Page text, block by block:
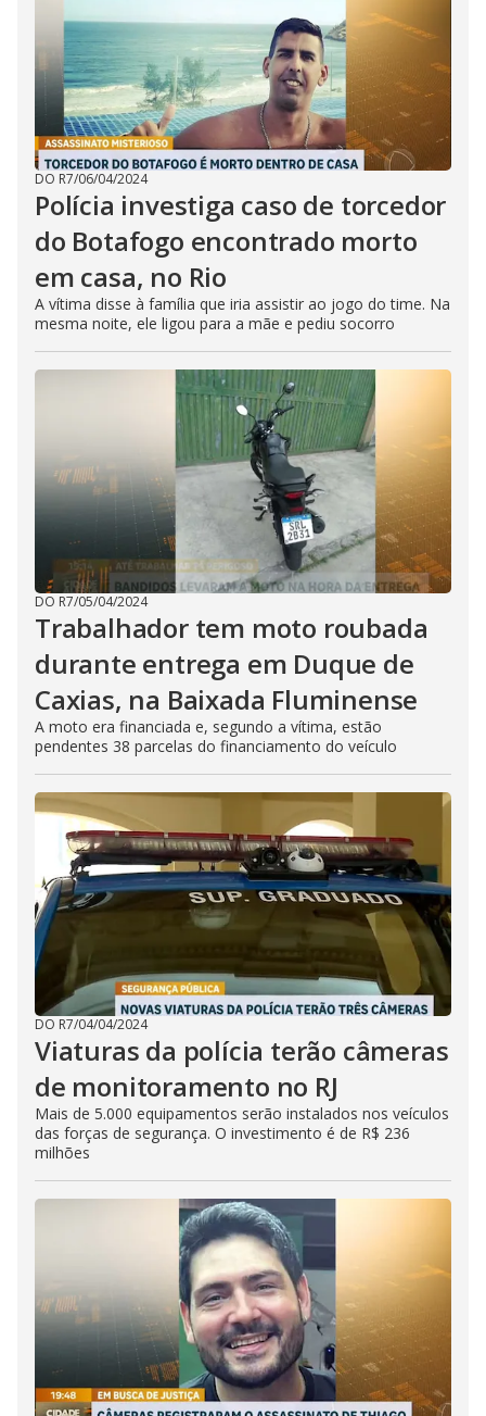
DO R7/06/04/2024
Polícia investiga caso de torcedor
do Botafogo encontrado morto
em casa, no Rio
A vítima disse à família que iria assistir ao jogo do time. Na
mesma noite, ele ligou para a mãe e pediu socorro
DO R7/05/04/2024
Trabalhador tem moto roubada
durante entrega em Duque de
Caxias, na Baixada Fluminense
A moto era financiada e, segundo a vítima, estão
pendentes 38 parcelas do financiamento do veículo
DO R7/04/04/2024
Viaturas da polícia terão câmeras
de monitoramento no RJ
Mais de 5.000 equipamentos serão instalados nos veículos
das forças de segurança. O investimento é de R$ 236
milhões